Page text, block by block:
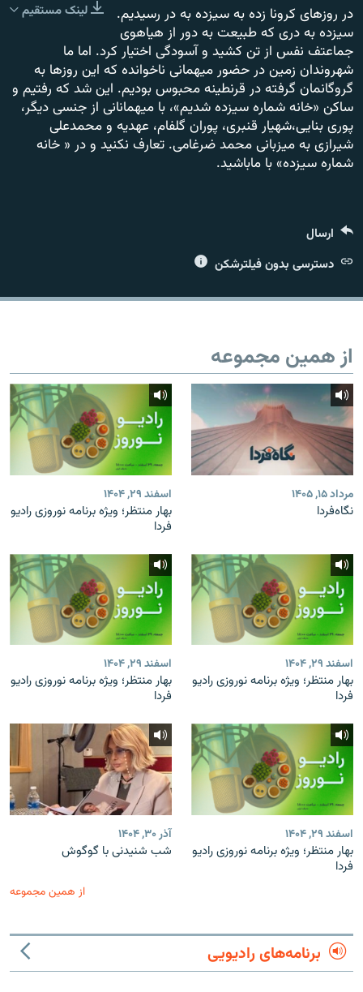
زبان‌های دیگر
لینک مستقیم
در روزهای کرونا زده به سیزده به در رسیدیم.
سیزده به دری که طبیعت به دور از هیاهوی
جماعتف نفس از تن کشید و آسودگی اختیار کرد. اما ما
شهروندان زمین در حضور میهمانی ناخوانده که این روزها به
گروگانمان گرفته در قرنطینه محبوس بودیم. این شد که رفتیم و
ساکن «خانه شماره سیزده شدیم»، با میهمانانی از جنسی دیگر،
پوری بنایی،شهیار قنبری، پوران گلفام، عهدیه و محمدعلی
شیرازی به میزبانی محمد ضرغامی. تعارف نکنید و در « خانه
شماره سیزده» با ماباشید.
ارسال
دسترسی بدون فیلترشکن
از همین مجموعه
مرداد ۱۵, ۱۴۰۵
نگاه‌فردا
اسفند ۲۹, ۱۴۰۴
بهار منتظر؛ ویژه برنامه نوروزی رادیو
فردا
اسفند ۲۹, ۱۴۰۴
بهار منتظر؛ ویژه برنامه نوروزی رادیو
فردا
اسفند ۲۹, ۱۴۰۴
بهار منتظر؛ ویژه برنامه نوروزی رادیو
فردا
اسفند ۲۹, ۱۴۰۴
بهار منتظر؛ ویژه برنامه نوروزی رادیو
فردا
آذر ۳۰, ۱۴۰۴
شب شنیدنی با گوگوش
از همین مجموعه
برنامه‌های رادیویی